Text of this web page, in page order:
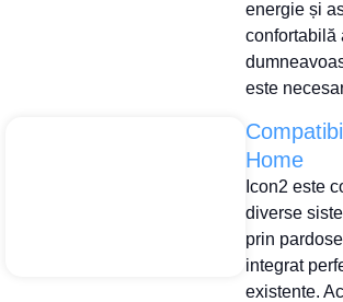
energie și
confortabilă
este
Home
Icon2 este
diverse
prin
integrat
existente.